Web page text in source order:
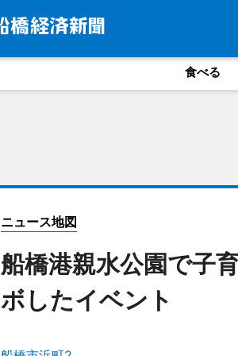
食べる
ニュース地図
船橋港親水公園で子
ボしたイベント